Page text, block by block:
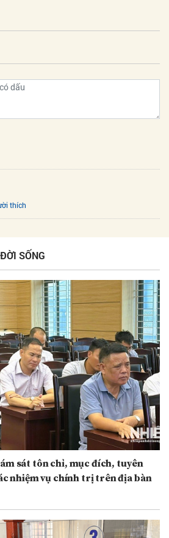
thích
SỐNG
sát tôn chỉ, mục đích, tuyên
nhiệm vụ chính trị trên địa bàn